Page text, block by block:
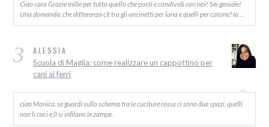
Ciao cara Grazie mille per tutto quello che posti e condividi con noi! Sei geniale!
Una domanda: che differenza c’è tra gli uncinetti per lana e quelli per cotone? Io…
3 ALESSIA
Scuola di Maglia: come realizzare un cappottino per
cani ai ferri
ciao Monica, se guardi sullo schema tra le cuciture rosse ci sono due spazi, quelli
non li cuci e lì si infilano le zampe.